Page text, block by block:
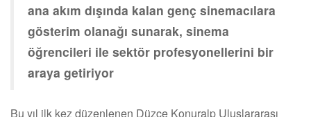
ana akım dışında kalan genç sinemacılara
gösterim olanağı sunarak, sinema
öğrencileri ile sektör profesyonellerini bir
araya getiriyor
Bu yıl ilk kez düzenlenen Düzce Konuralp Uluslararası